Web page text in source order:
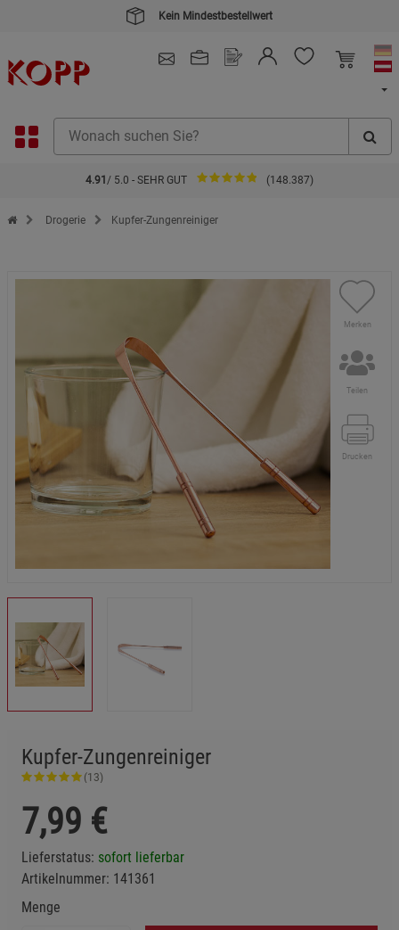
Kein Mindestbestellwert
4.91 / 5.0 - SEHR GUT (148.387)
Zur Startseite des Kopp Verlag Online-Shop
Drogerie Kupfer-Zungenreiniger
Merken
Teilen
Drucken
Kupfer-Zungenreiniger
(13)
7,99 €
Lieferstatus: sofort lieferbar
Artikelnummer: 141361
Menge